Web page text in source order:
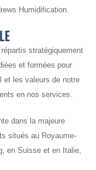
Humidification.
stratégiquement
et formées pour
et les valeurs de notre
en nos services.
dans la majeure
situés au Royaume-
en Suisse et en Italie,